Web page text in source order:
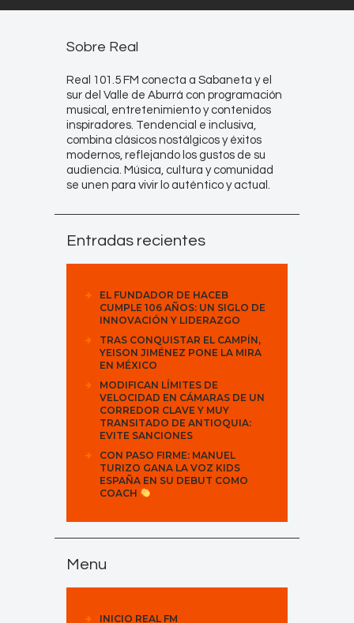
Sobre Real
Real 101.5 FM conecta a Sabaneta y el
sur del Valle de Aburrá con programación
musical, entretenimiento y contenidos
inspiradores. Tendencial e inclusiva,
combina clásicos nostálgicos y éxitos
modernos, reflejando los gustos de su
audiencia. Música, cultura y comunidad
se unen para vivir lo auténtico y actual.
Entradas recientes
EL FUNDADOR DE HACEB
CUMPLE 106 AÑOS: UN SIGLO DE
INNOVACIÓN Y LIDERAZGO
TRAS CONQUISTAR EL CAMPÍN,
YEISON JIMÉNEZ PONE LA MIRA
EN MÉXICO
MODIFICAN LÍMITES DE
VELOCIDAD EN CÁMARAS DE UN
CORREDOR CLAVE Y MUY
TRANSITADO DE ANTIOQUIA:
EVITE SANCIONES
CON PASO FIRME: MANUEL
TURIZO GANA LA VOZ KIDS
ESPAÑA EN SU DEBUT COMO
COACH
Menu
INICIO REAL FM